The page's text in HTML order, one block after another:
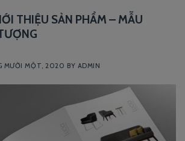
THIỆU SẢN PHẨM – MẪU
MƯỜI MỘT, 2020 BY ADMIN